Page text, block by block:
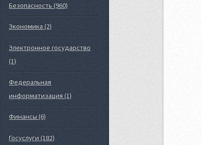
Безопасность (960)
Экономика (2)
Электронное государство
(1)
Федеральная
информатизация (1)
Финансы (6)
Госуслуги (182)